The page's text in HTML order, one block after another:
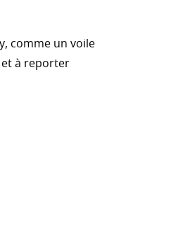
comme un voile
et à reporter